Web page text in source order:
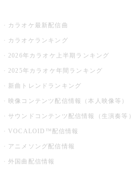
カラオケ最新配信曲
カラオケランキング
2026年カラオケ上半期ランキング
2025年カラオケ年間ランキング
新曲トレンドランキング
映像コンテンツ配信情報（本人映像等）
サウンドコンテンツ配信情報（生演奏等）
VOCALOID™配信情報
アニメソング配信情報
外国曲配信情報